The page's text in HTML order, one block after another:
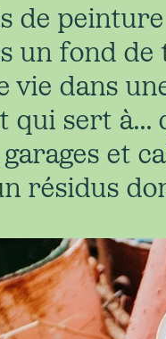
de
un fond
vie dans
qui sert à…
et
résidus